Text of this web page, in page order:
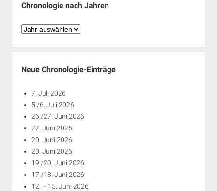
Chronologie nach Jahren
Chronologie
Jahren
Neue Chronologie-Einträge
7. Juli 2026
5./6. Juli 2026
26./27. Juni 2026
27. Juni 2026
20. Juni 2026
20. Juni 2026
19./20. Juni 2026
17./18. Juni 2026
12. – 15. Juni 2026